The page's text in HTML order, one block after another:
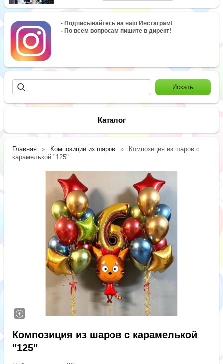
- Подписывайтесь на наш Инстаграм!
- По всем вопросам пишите в директ!
Каталог
Главная Композиции из шаров
Композиция из шаров с
карамелькой "125"
Композиция из шаров с карамелькой
"125"